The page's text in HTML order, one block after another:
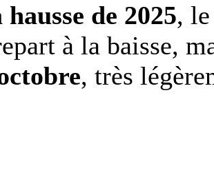
hausse de 2025,
à la baisse,
, très